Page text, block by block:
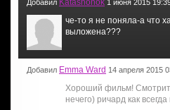
Добавил 1 июня 2015
че-то я не поняла-а что
выложена???
Добавил Emma Ward 14 апреля 2015
Хороший фильм!
нечего) ричард как